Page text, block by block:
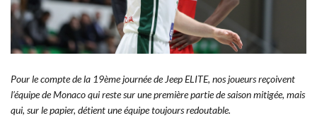
Pour le compte de la 19ème journée de Jeep ELITE, nos joueurs reçoivent
l’équipe de Monaco qui reste sur une première partie de saison mitigée, mais
qui, sur le papier, détientune équipe toujours redoutable.